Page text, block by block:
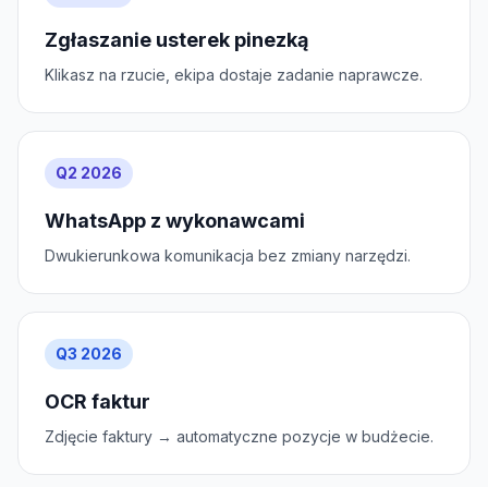
Zgłaszanie usterek pinezką
Klikasz na rzucie, ekipa dostaje zadanie naprawcze.
Q2 2026
WhatsApp z wykonawcami
Dwukierunkowa komunikacja bez zmiany narzędzi.
Q3 2026
OCR faktur
Zdjęcie faktury → automatyczne pozycje w budżecie.